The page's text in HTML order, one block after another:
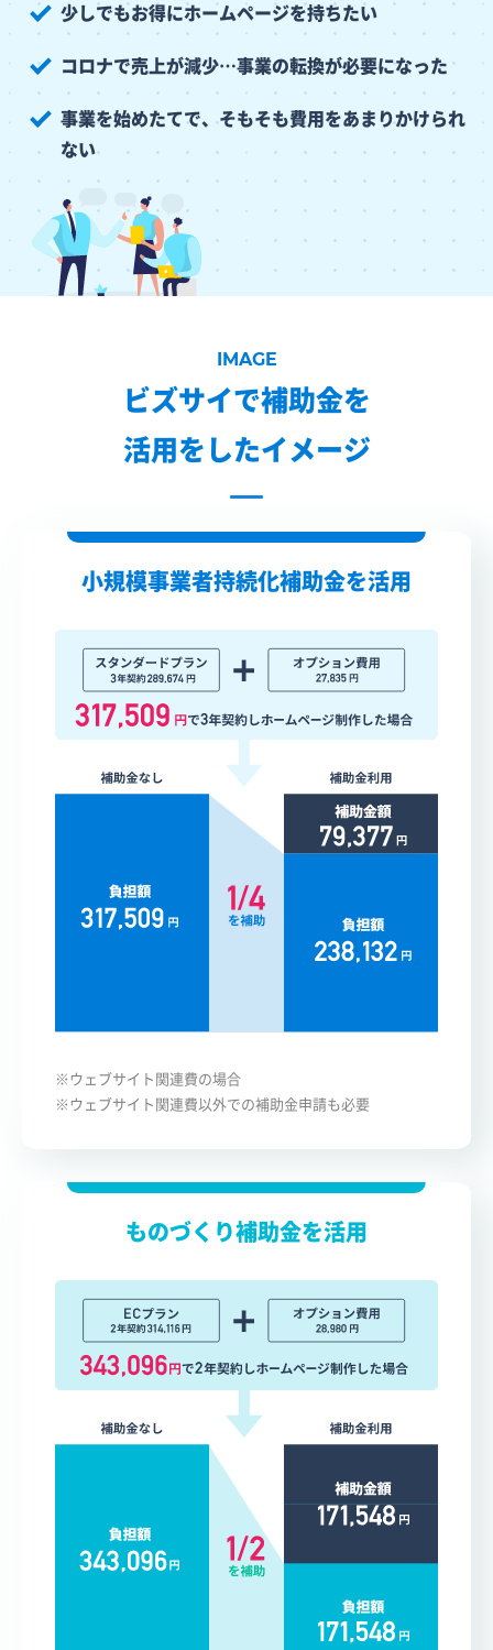
少しでもお得にホームページを持ちたい
コロナで売上が減少…事業の転換が必要になった
事業を始めたてで、そもそも費用をあまりかけられ
ない
ビズサイで補助金を
活用をしたイメージ
小規模事業者持続化補助金を活用
※ウェブサイト関連費の場合
※ウェブサイト関連費以外での補助金申請も必要
ものづくり補助金を活用